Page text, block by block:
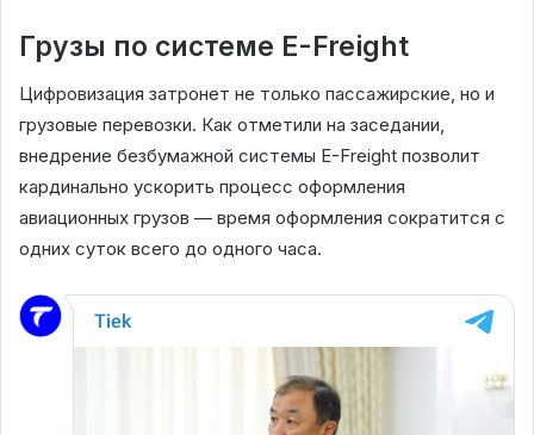
Грузы по системе E-Freight
Цифровизация затронет не только пассажирские, но и
грузовые перевозки. Как отметили на заседании,
внедрение безбумажной системы E-Freight позволит
кардинально ускорить процесс оформления
авиационных грузов — время оформления сократится с
одних суток всего до одного часа.